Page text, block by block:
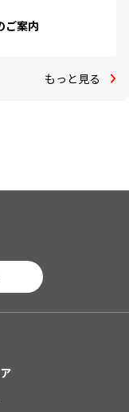
ご案内
もっと見る